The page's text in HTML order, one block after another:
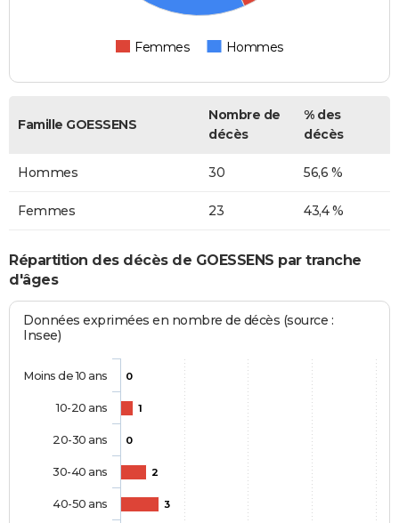
Femmes Hommes
Famille GOESSENS
Nombre de
décès
% des
décès
Hommes 30 56,6 %
Femmes 23 43,4 %
Répartition des décès de GOESSENS par tranche
d'âges
Données exprimées en nombre de décès (source :
Insee)
0
1
0
2
3
Moins de 10 ans
10-20 ans
20-30 ans
30-40 ans
40-50 ans